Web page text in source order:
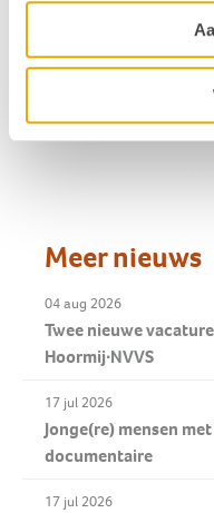
Meer nieuws
04 aug 2026
Twee nieuwe
Hoormij∙NVVS
17 jul 2026
Jonge(re) mensen
documentaire
17 jul 2026